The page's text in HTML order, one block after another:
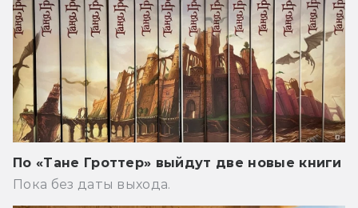
По «Тане Гроттер» выйдут две новые книги
Пока без даты выхода.